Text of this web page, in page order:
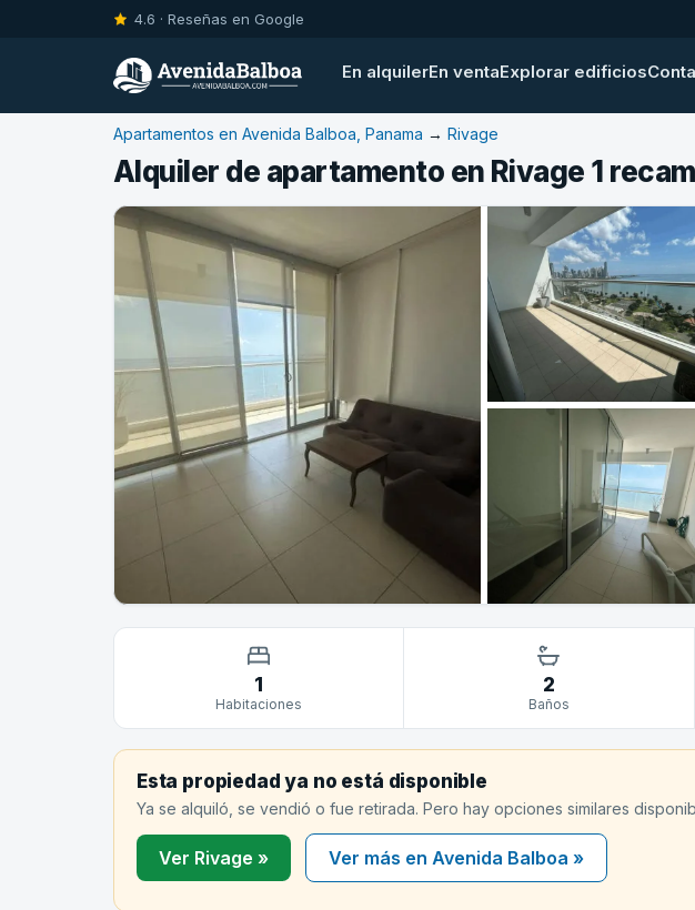
4.6 · Reseñas en Google
En alquilerEn ventaExplorar edificios
Apartamentos en Avenida Balboa, Panama → Rivage
Alquiler de apartamento en Rivage 1
1
Habitaciones
2
Baños
Esta propiedad ya no está disponible
Ya se alquiló, se vendió o fue retirada. Pero hay opciones similares
Ver Rivage » Ver más en Avenida Balboa »